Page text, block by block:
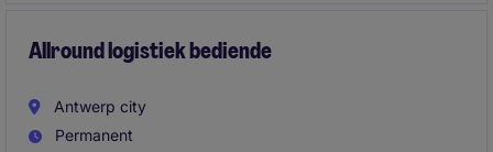
Allround logistiek bediende
Antwerp city
Permanent